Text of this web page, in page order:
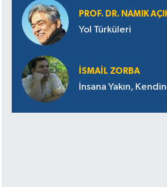
PROF. DR. NAMIK
Yol Türküleri
İSMAIL ZORBA
İnsana Yakın,